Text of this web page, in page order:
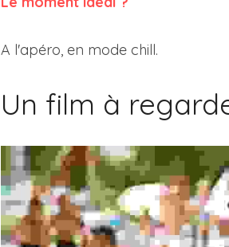
A l'apéro, en mode chill.
Un film à